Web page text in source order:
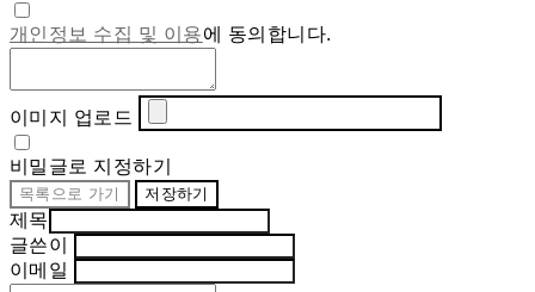
개인정보 수집 및 이용에 동의합니다.
이미지 업로드
비밀글로 지정하기
목록으로 가기 저장하기
제목
글쓴이
이메일